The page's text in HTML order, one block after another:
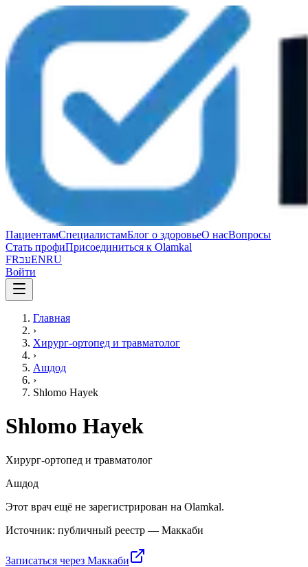
ПациентамСпециалистамБлог о здоровьеО насВопросы
Стать профиПрисоединиться к Olamkal
FRעבENRU
Войти
Главная
›
Хирург-ортопед и травматолог
›
Ашдод
›
Shlomo Hayek
Shlomo Hayek
Хирург-ортопед и травматолог
Ашдод
Этот врач ещё не зарегистрирован на Olamkal.
Источник: публичный реестр — Маккаби
Записаться через Маккаби